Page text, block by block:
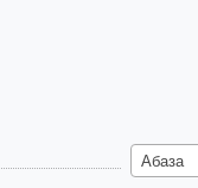
Абаза